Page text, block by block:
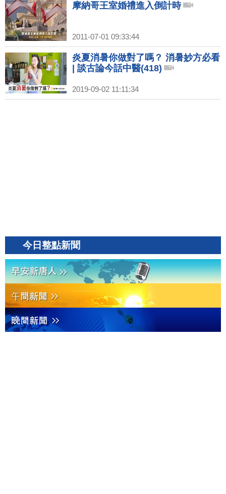
摩納哥王室婚禮進入倒計時
2011-07-01 09:33:44
炎夏消暑你做對了嗎？ 消暑妙方必看
| 談古論今話中醫(418)
2019-09-02 11:11:34
今日整點新聞